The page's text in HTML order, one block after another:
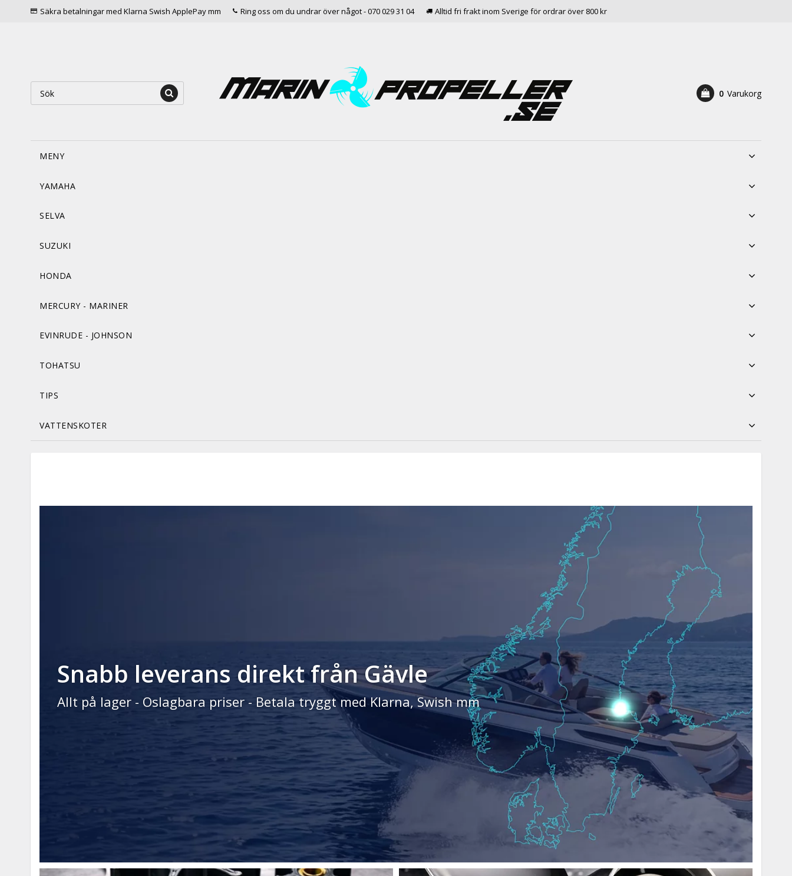
Säkra betalningar med Klarna Swish ApplePay mm Ring oss om du undrar över något - 070 029 31 04 Alltid fri frakt inom Sverige för ordrar över 800 kr
0 Varukorg
MENY
YAMAHA
SELVA
SUZUKI
HONDA
MERCURY - MARINER
EVINRUDE - JOHNSON
TOHATSU
TIPS
VATTENSKOTER
Snabb leverans direkt från Gävle
Allt på lager - Oslagbara priser - Betala tryggt med Klarna, Swish mm